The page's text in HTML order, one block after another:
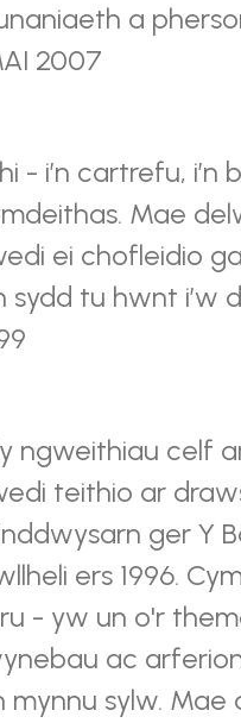
a
2007
- i’n cartrefu,
Mae
ei chofleidio
tu hwnt i’w
ngweithiau celf
teithio ar
ger Y
ers 1996.
- yw un o'r
ac
sylw. Mae